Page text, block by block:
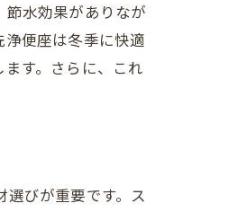
水効果がありなが
便座は冬季に快適
す。さらに、これ
びが重要です。ス